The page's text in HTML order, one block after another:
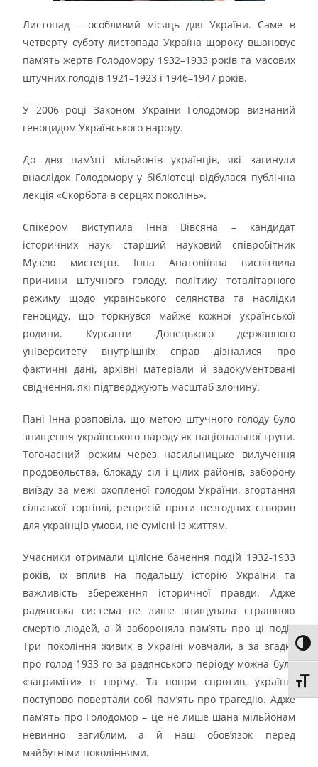
Листопад – особливий місяць для України. Саме в
четверту суботу листопада Україна щороку вшановує
пам’ять жертв Голодомору 1932–1933 років та масових
штучних голодів 1921–1923 і 1946–1947 років.
У 2006 році Законом України Голодомор визнаний
геноцидом Українського народу.
До дня пам’яті мільйонів українців, які загинули
внаслідок Голодомору у бібліотеці відбулася публічна
лекція «Скорбота в серцях поколінь».
Спікером виступила Інна Вівсяна – кандидат
історичних наук, старший науковий співробітник
Музею мистецтв. Інна Анатоліївна висвітлила
причини штучного голоду, політику тоталітарного
режиму щодо українського селянства та наслідки
геноциду, що торкнувся майже кожної української
родини. Курсанти Донецького державного
університету внутрішніх справ дізналися про
фактичні дані, архівні матеріали й задокументовані
свідчення, які підтверджують масштаб злочину.
Пані Інна розповіла, що метою штучного голоду було
знищення українського народу як національної групи.
Тогочасний режим через насильницьке вилучення
продовольства, блокаду сіл і цілих районів, заборону
виїзду за межі охопленої голодом України, згортання
сільської торгівлі, репресій проти незгодних створив
для українців умови, не сумісні із життям.
Учасники отримали цілісне бачення подій 1932-1933
років, їх вплив на подальшу історію України та
важливість збереження історичної правди. Адже
радянська система не лише знищувала страшною
смертю людей, а й забороняла пам’ять про ці події.
Три покоління живих в Україні мовчали, а за згадку
про голод 1933-го за радянського періоду можна було
«загриміти» в тюрму. Та попри спротив, українці
поступово повертали собі пам’ять про трагедію. Адже
пам’ять про Голодомор – це не лише шана мільйонам
невинно загиблим, а й наш обов’язок перед
майбутніми поколіннями.